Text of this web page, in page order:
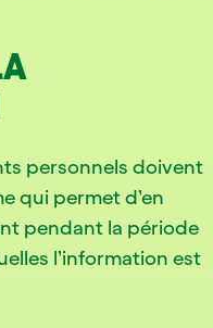
personnels doivent
qui permet d’en
pendant la période
l’information est